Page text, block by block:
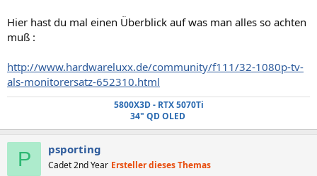
Hier hast du mal einen Überblick auf was man alles so achten
muß :
http://www.hardwareluxx.de/community/f111/32-1080p-tv-
als-monitorersatz-652310.html
5800X3D - RTX 5070Ti
34" QD OLED
P psporting
Cadet 2nd Year Ersteller dieses Themas